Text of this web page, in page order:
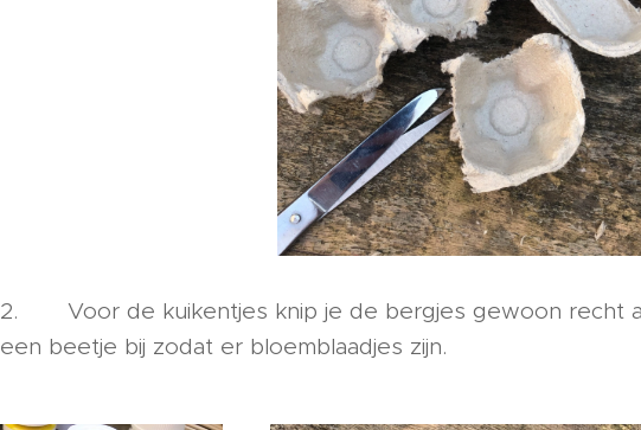
2. Voor de kuikentjes knip je de bergjes gewoon recht
een beetje bij zodat er bloemblaadjes zijn.